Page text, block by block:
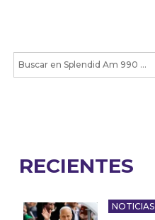
RECIENTES
NOTICIAS